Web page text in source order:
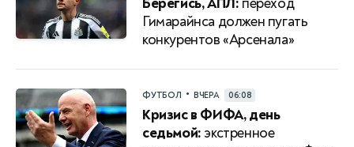
Гимарайнса должен пугать
конкурентов «Арсенала»
ФУТБОЛ • ВЧЕРА 06:08
Кризис в ФИФА, день
седьмой: экстренное